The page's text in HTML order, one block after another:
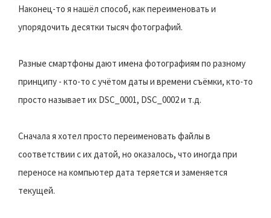
Наконец-то я нашёл способ, как переименовать и
упорядочить десятки тысяч фотографий.
Разные смартфоны дают имена фотографиям по разному
принципу - кто-то с учётом даты и времени съёмки, кто-то
просто называет их DSC_0001, DSC_0002 и т.д.
Сначала я хотел просто переименовать файлы в
соответствии с их датой, но оказалось, что иногда при
переносе на компьютер дата теряется и заменяется
текущей.